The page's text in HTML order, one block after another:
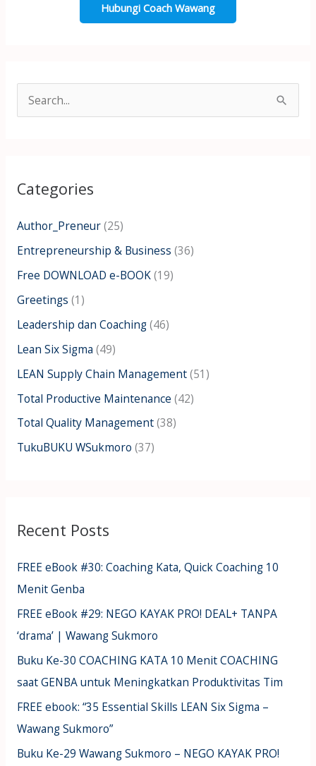
Hubungi Coach Wawang
c
f
o
r
:
Categories
Author_Preneur(25)
Entrepreneurship & Business (36)
Free DOWNLOAD e-BOOK(19)
Greetings (1)
Leadership dan Coaching(46)
Lean Six Sigma (49)
LEAN Supply Chain Management(51)
Total Productive Maintenance (42)
Total Quality Management(38)
TukuBUKU WSukmoro (37)
Recent Posts
FREE eBook #30: Coaching Kata, Quick Coaching 10
Menit Genba
FREE eBook #29: NEGO KAYAK PRO! DEAL+ TANPA
‘drama’ | Wawang Sukmoro
Buku Ke-30 COACHING KATA 10 Menit COACHING
saat GENBA untuk Meningkatkan Produktivitas Tim
FREE ebook: “35 Essential Skills LEAN Six Sigma –
Wawang Sukmoro”
Buku Ke-29 Wawang Sukmoro – NEGO KAYAK PRO!